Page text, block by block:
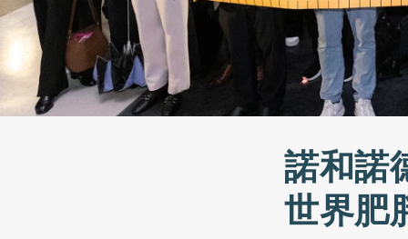
諾和諾
世界肥